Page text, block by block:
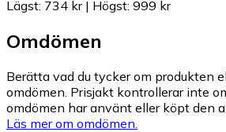
Lägst: 734 kr| Högst: 999 kr
Omdömen
Berätta vad du tycker om produkten
omdömen. Prisjakt kontrollerar inte
omdömen har använt eller köpt den
Läs mer om omdömen.